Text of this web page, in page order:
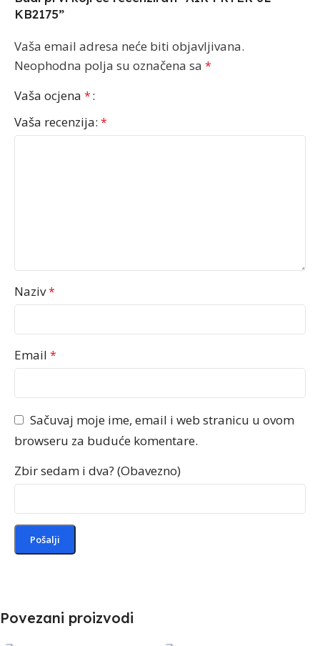
KB2175”
Vaša email adresa neće biti objavljivana.
Neophodna polja su označena sa *
Vaša ocjena *
Vaša recenzija: *
Naziv*
Email *
Sačuvaj moje ime, email i web stranicu u ovom
browseru za buduće komentare.
Zbir sedam i dva? (Obavezno)
Povezani proizvodi